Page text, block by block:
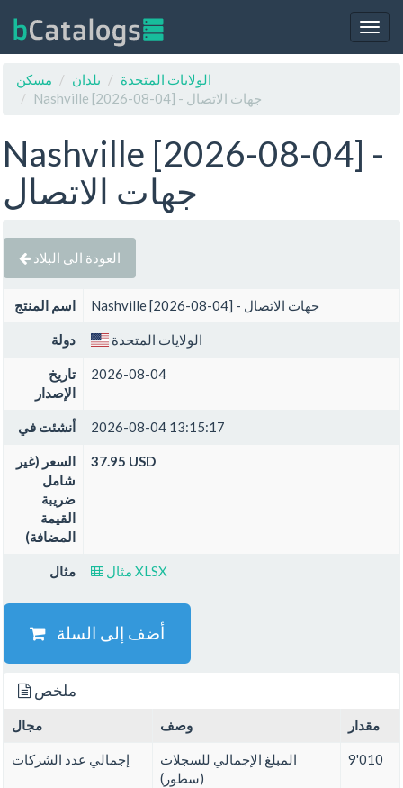
مسكن
بلدان
الولايات المتحدة
Nashville [2026-08-04] - جهات الاتصال
Nashville [2026-08-04] -
جهات الاتصال
العودة الى البلاد
اسم المنتج Nashville [2026-08-04] - جهات الاتصال
دولة الولايات المتحدة
تاريخ
الإصدار
2026-08-04
أنشئت في 2026-08-04 13:15:17
السعر (غير
شامل
ضريبة
القيمة
المضافة)
37.95 USD
مثال مثال XLSX
أضف إلى السلة
ملخص
مجال وصف مقدار
إجمالي عدد الشركات
المبلغ الإجمالي للسجلات
(سطور)
9'010